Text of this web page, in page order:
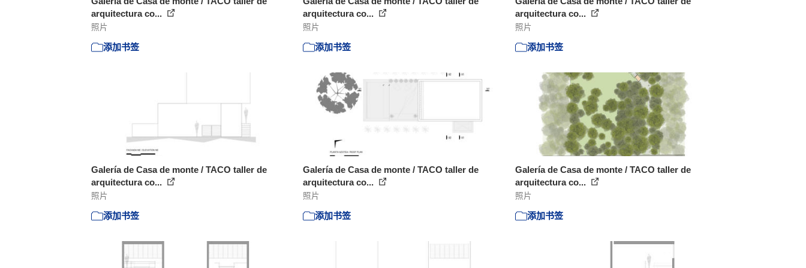
arquitectura co...
照片
添加书签
arquitectura co...
照片
添加书签
arquitectura co...
照片
添加书签
Galería de Casa de monte / TACO taller de
arquitectura co...
照片
添加书签
Galería de Casa de monte / TACO taller de
arquitectura co...
照片
添加书签
Galería de Casa de monte / TACO taller de
arquitectura co...
照片
添加书签